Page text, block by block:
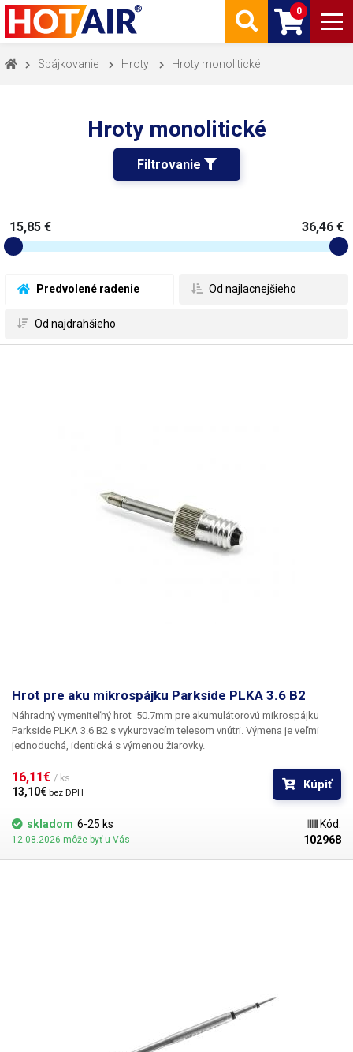
0
Spájkovanie Hroty Hroty monolitické
Hroty monolitické
Filtrovanie
Predvolené radenie Od najlacnejšieho
Od najdrahšieho
15,85 € 36,46 €
Hrot pre aku mikrospájku Parkside PLKA 3.6 B2
Náhradný vymeniteľný hrot 50.7mm pre akumulátorovú mikrospájku
Parkside PLKA 3.6 B2 s vykurovacím telesom vnútri. Výmena je veľmi
16,11€ / ks
13,10€ bez DPH
Kúpiť
skladom 6-25 ks
12.08.2026 môže byť u Vás
Kód:
102968